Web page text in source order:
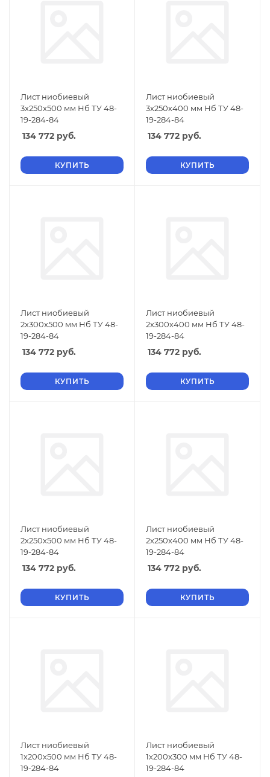
Лист ниобиевый
3х250х500 мм Нб ТУ 48-
19-284-84
134 772 руб.
КУПИТЬ
Лист ниобиевый
3х250х400 мм Нб ТУ 48-
19-284-84
134 772 руб.
КУПИТЬ
Лист ниобиевый
2х300х500 мм Нб ТУ 48-
19-284-84
134 772 руб.
КУПИТЬ
Лист ниобиевый
2х300х400 мм Нб ТУ 48-
19-284-84
134 772 руб.
КУПИТЬ
Лист ниобиевый
2х250х500 мм Нб ТУ 48-
19-284-84
134 772 руб.
КУПИТЬ
Лист ниобиевый
2х250х400 мм Нб ТУ 48-
19-284-84
134 772 руб.
КУПИТЬ
Лист ниобиевый
1х200х500 мм Нб ТУ 48-
19-284-84
Лист ниобиевый
1х200х300 мм Нб ТУ 48-
19-284-84